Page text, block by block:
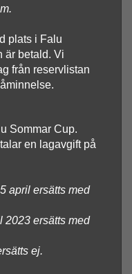
plats i Falu
är betald. Vi
från reservlistan
Sommar Cup.
en lagavgift på
april ersätts med
2023 ersätts med
ej.